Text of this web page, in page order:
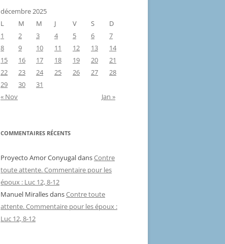
décembre 2025
L
M M J V S
D
1
2 3 4 5 6
7
8
9 10 11 12 13
14
15
16 17 18 19 20
21
22
23 24 25 26 27
28
29
30
31
« Nov
Jan »
COMMENTAIRES RÉCENTS
Proyecto Amor ConyugaldansContre
toute attente. Commentaire pour les
époux : Luc 12, 8-12
Manuel MirallesdansContre toute
attente. Commentaire pour les époux :
Luc 12, 8-12